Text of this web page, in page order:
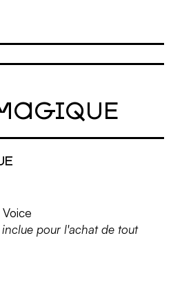
Voice
pour l'achat de tout